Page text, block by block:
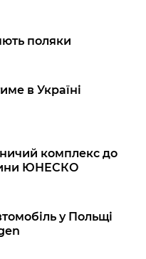
поляки
в Україні
комплекс до
ЮНЕСКО
у Польщі